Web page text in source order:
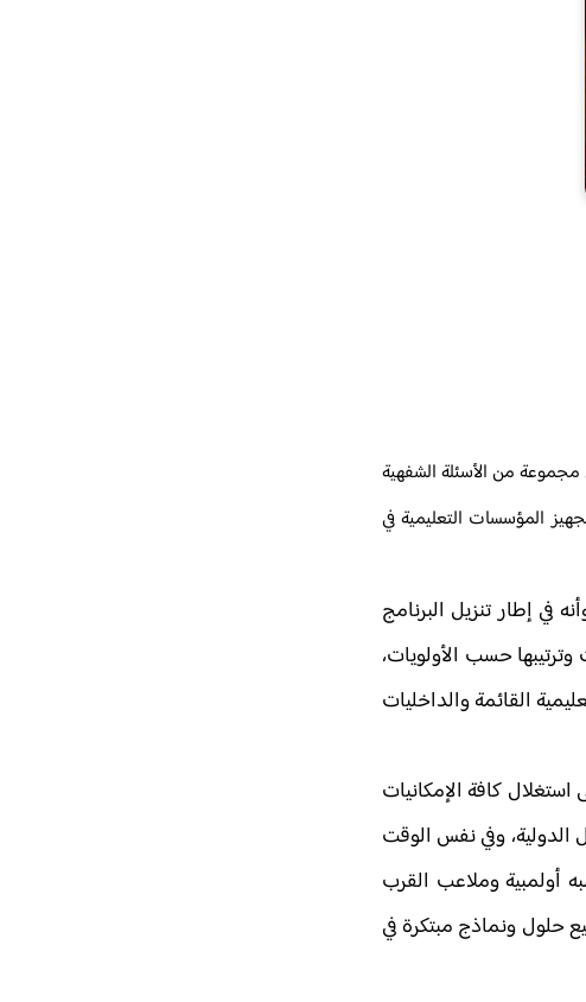
مجموعة من الأسئلة الشفهية
المؤسسات التعليمية في
المؤسسات التعليمية، أكد الوزير على أن الوزارة تواصل إنجاز العمليات برسم ميزانية سنة 2022، وأنه في إطار تنزيل البرنامج
حسب الأولويات،
القائمة والداخليات
كافة الإمكانيات
الدولية، وفي نفس الوقت
أولمبية وملاعب القرب
حلول ونماذج مبتكرة في